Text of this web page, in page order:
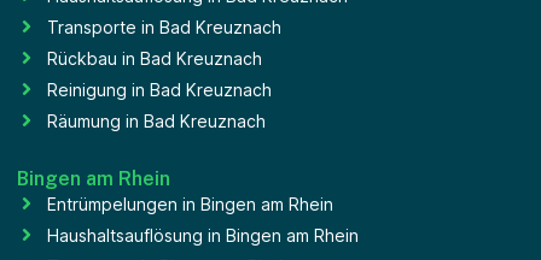
Transporte in Bad Kreuznach
Rückbau in Bad Kreuznach
Reinigung in Bad Kreuznach
Räumung in Bad Kreuznach
Bingen am Rhein
Entrümpelungen in Bingen am Rhein
Haushaltsauflösung in Bingen am Rhein